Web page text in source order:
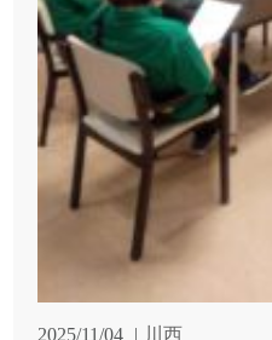
2025/11/04 川西